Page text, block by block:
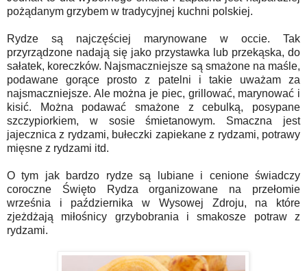
pożądanym grzybem w tradycyjnej kuchni polskiej.
Rydze są najczęściej marynowane w occie. Tak
przyrządzone nadają się jako przystawka lub przekąska, do
sałatek, koreczków. Najsmaczniejsze są smażone na maśle,
podawane gorące prosto z patelni i takie uważam za
najsmaczniejsze. Ale można je piec, grillować, marynować i
kisić. Można podawać smażone z cebulką, posypane
szczypiorkiem, w sosie śmietanowym. Smaczna jest
jajecznica z rydzami, bułeczki zapiekane z rydzami, potrawy
mięsne z rydzami itd.
O tym jak bardzo rydze są lubiane i cenione świadczy
coroczne Święto Rydza organizowane na przełomie
września i października w Wysowej Zdroju, na które
zjeżdżają miłośnicy grzybobrania i smakosze potraw z
rydzami.